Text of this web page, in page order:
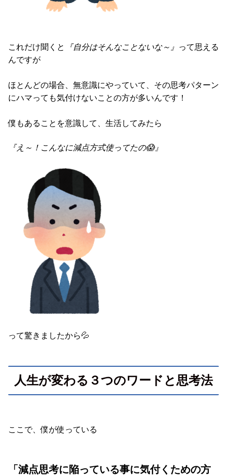
これだけ聞くと 『自分はそんなことないな～』 って思える
んですが
ほとんどの場合、無意識にやっていて、その思考パターン
にハマっても気付けないことの方が多いんです！
僕もあることを意識して、生活してみたら
『え～！こんなに減点方式使ってたの😱』
って驚きましたから💦
人生が変わる３つのワードと思考法
ここで、僕が使っている
「減点思考に陥っている事に気付くための方